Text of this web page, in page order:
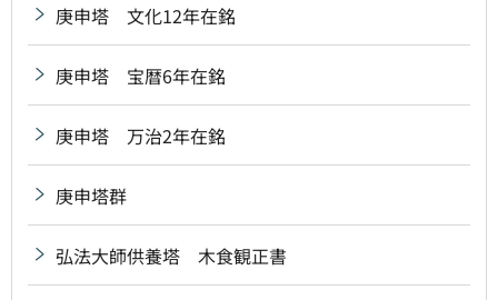
庚申塔 文化12年在銘
庚申塔 宝暦6年在銘
庚申塔 万治2年在銘
庚申塔群
弘法大師供養塔 木食観正書